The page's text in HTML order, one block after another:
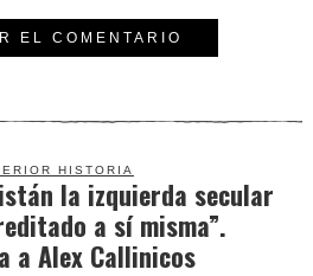
HISTORIA
Previous
post:
la izquierda secular
a sí misma”.
a Alex Callinicos